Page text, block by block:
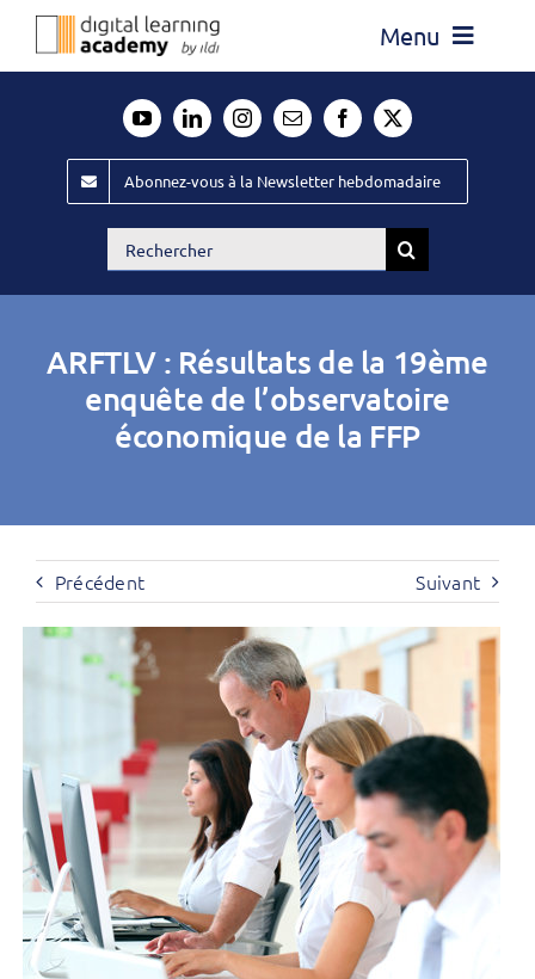
Passer
Menu
Évènements ILDI
Offres d’emploi
Publiez
Abonnez-vous à la Newsletter hebdomadaire
Rechercher:
ARFTLV : Résultats de la 19ème
enquête de l’observatoire
économique de la FFP
Précédent Suivant